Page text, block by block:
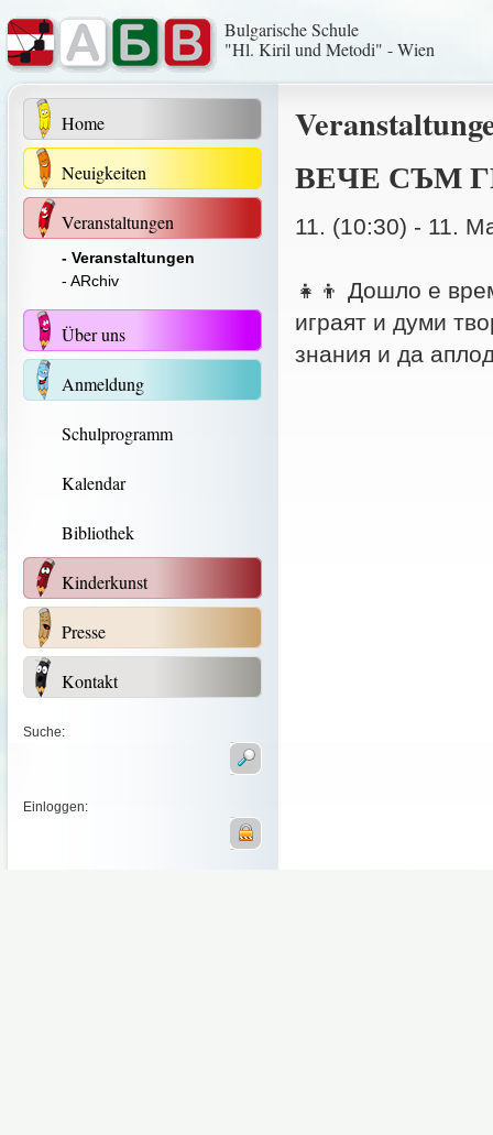
Bulgarische Schule
"Hl. Kiril und Metodi" - Wien
Home
Neuigkeiten
Veranstaltungen
- Veranstaltungen
- ARchiv
Über uns
Anmeldung
Schulprogramm
Kalendar
Bibliothek
Kinderkunst
Presse
Kontakt
Suche:
Einloggen:
ВЕЧЕ СЪМ
11. (10:30) - 11.
👧👦 Дошло е
играят и думи
знания и да